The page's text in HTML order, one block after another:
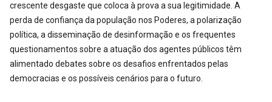
crescente desgaste que coloca à prova a sua legitimidade. A
perda de confiança da população nos Poderes, a polarização
política, a disseminação de desinformação e os frequentes
questionamentos sobre a atuação dos agentes públicos têm
alimentado debates sobre os desafios enfrentados pelas
democracias e os possíveis cenários para o futuro.